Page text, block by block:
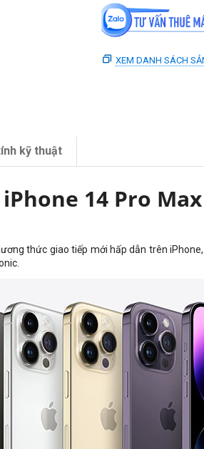
XEM DANH SÁCH
kỹ thuật
iPhone 14 Pro Max
thức giao tiếp mới hấp dẫn trên